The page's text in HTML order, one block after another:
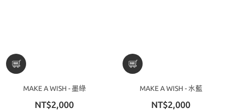
MAKE A WISH - 墨綠
NT$2,000
MAKE A WISH - 水藍
NT$2,000